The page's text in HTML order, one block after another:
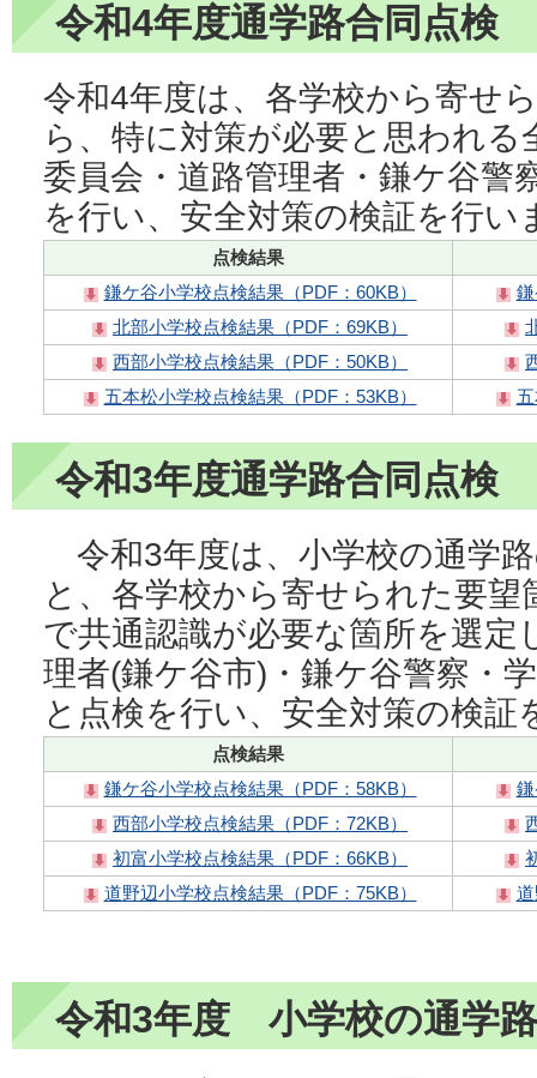
令和4年度通学路合同点検
令和4年度は、各学校から寄せ
ら、特に対策が必要と思われ
委員会・道路管理者・鎌ケ谷警
を行い、安全対策の検証を行い
点検結果
鎌ケ谷小学校点検結果（PDF：60KB）
北部小学校点検結果（PDF：69KB）
西部小学校点検結果（PDF：50KB）
五本松小学校点検結果（PDF：53KB）
令和3年度通学路合同点検
令和3年度は、小学校の通学
と、各学校から寄せられた要
で共通認識が必要な箇所を選定
理者(鎌ケ谷市)・鎌ケ谷警察・
と点検を行い、安全対策の検証
点検結果
鎌ケ谷小学校点検結果（PDF：58KB）
西部小学校点検結果（PDF：72KB）
初富小学校点検結果（PDF：66KB）
道野辺小学校点検結果（PDF：75KB）
令和3年度 小学校の通学